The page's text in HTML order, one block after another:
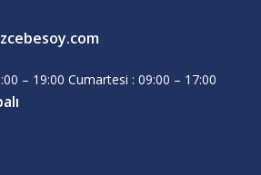
– 19:00 Cumartesi : 09:00 – 17:00